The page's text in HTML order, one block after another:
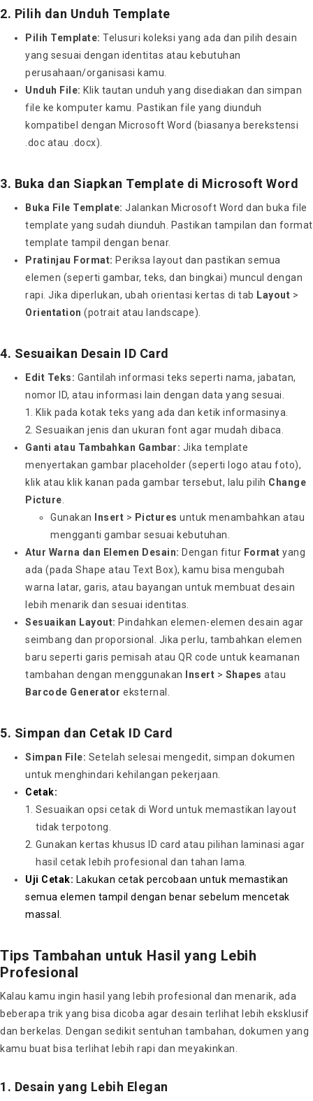
2. Pilih dan Unduh Template
Pilih Template: Telusuri koleksi yang ada dan pilih desain
yang sesuai dengan identitas atau kebutuhan
perusahaan/organisasi kamu.
Unduh File: Klik tautan unduh yang disediakan dan simpan
file ke komputer kamu. Pastikan file yang diunduh
kompatibel dengan Microsoft Word (biasanya berekstensi
.doc atau .docx).
3. Buka dan Siapkan Template di Microsoft Word
Buka File Template: Jalankan Microsoft Word dan buka file
template yang sudah diunduh. Pastikan tampilan dan format
template tampil dengan benar.
Pratinjau Format: Periksa layout dan pastikan semua
elemen (seperti gambar, teks, dan bingkai) muncul dengan
rapi. Jika diperlukan, ubah orientasi kertas di tab Layout >
Orientation (potrait atau landscape).
4. Sesuaikan Desain ID Card
Edit Teks: Gantilah informasi teks seperti nama, jabatan,
nomor ID, atau informasi lain dengan data yang sesuai.
Klik pada kotak teks yang ada dan ketik informasinya.
Sesuaikan jenis dan ukuran font agar mudah dibaca.
Ganti atau Tambahkan Gambar: Jika template
menyertakan gambar placeholder (seperti logo atau foto),
klik atau klik kanan pada gambar tersebut, lalu pilih Change
Picture
Gunakan
Insert > Pictures untuk menambahkan atau
mengganti gambar sesuai kebutuhan.
Atur Warna dan Elemen Desain: Dengan fitur Format yang
ada (pada Shape atau Text Box), kamu bisa mengubah
warna latar, garis, atau bayangan untuk membuat desain
lebih menarik dan sesuai identitas.
Sesuaikan Layout: Pindahkan elemen-elemen desain agar
seimbang dan proporsional. Jika perlu, tambahkan elemen
baru seperti garis pemisah atau QR code untuk keamanan
tambahan dengan menggunakan
Insert > Shapes atau
Barcode Generator eksternal.
5. Simpan dan Cetak ID Card
Simpan File: Setelah selesai mengedit, simpan dokumen
untuk menghindari kehilangan pekerjaan.
Cetak:
Sesuaikan opsi cetak di Word untuk memastikan layout
tidak terpotong.
Gunakan kertas khusus ID card atau pilihan laminasi agar
hasil cetak lebih profesional dan tahan lama.
Uji Cetak: Lakukan cetak percobaan untuk memastikan
semua elemen tampil dengan benar sebelum mencetak
massal.
Tips Tambahan untuk Hasil yang Lebih
Profesional
Kalau kamu ingin hasil yang lebih profesional dan menarik, ada
beberapa trik yang bisa dicoba agar desain terlihat lebih eksklusif
dan berkelas. Dengan sedikit sentuhan tambahan, dokumen yang
kamu buat bisa terlihat lebih rapi dan meyakinkan.
1. Desain yang Lebih Elegan